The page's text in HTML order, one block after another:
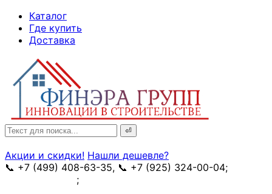
Skip
Content
Каталог
Где купить
Доставка
Search
for:
Акции и скидки! Нашли дешевле?
📞 +7 (499) 408-63-35, 📞 +7 (925) 324-00-04;
;